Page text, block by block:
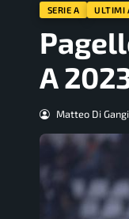
SERIE A ULTIMI
A
Matteo Di Gangi